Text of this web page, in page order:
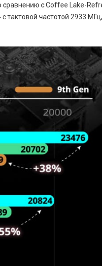
с Coffee Lake-
тактовой частотой 2933 МГц,